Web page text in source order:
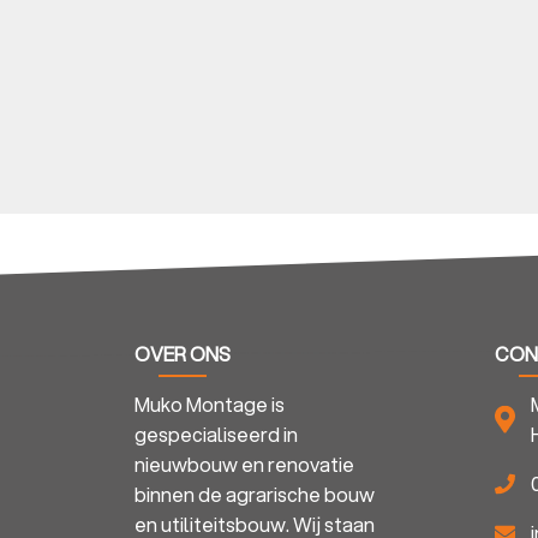
Gaat het om nieuwbouw of
Nieuwbouw
Geef
OVER ONS
Muko Montage is
gespecialiseerd in
nieuwbouw en renovatie
binnen de agrarische bouw
en utiliteitsbouw. Wij staan